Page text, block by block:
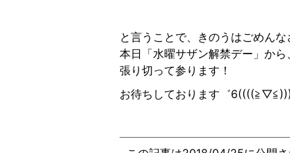
と言うことで、きのうはごめん
本日「水曜サザン解禁デー」から、
張り切って参ります！
お待ちしております゛